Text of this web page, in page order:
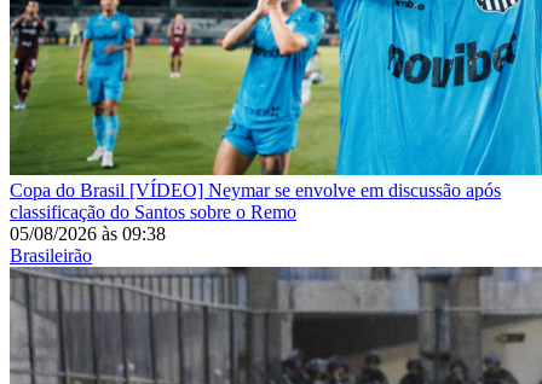
Copa do Brasil [VÍDEO] Neymar se envolve em discussão após
classificação do Santos sobre o Remo
05/08/2026 às 09:38
Brasileirão